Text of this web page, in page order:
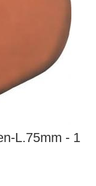
L.75mm - 1